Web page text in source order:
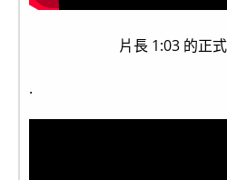
片長 1:03 的正
.